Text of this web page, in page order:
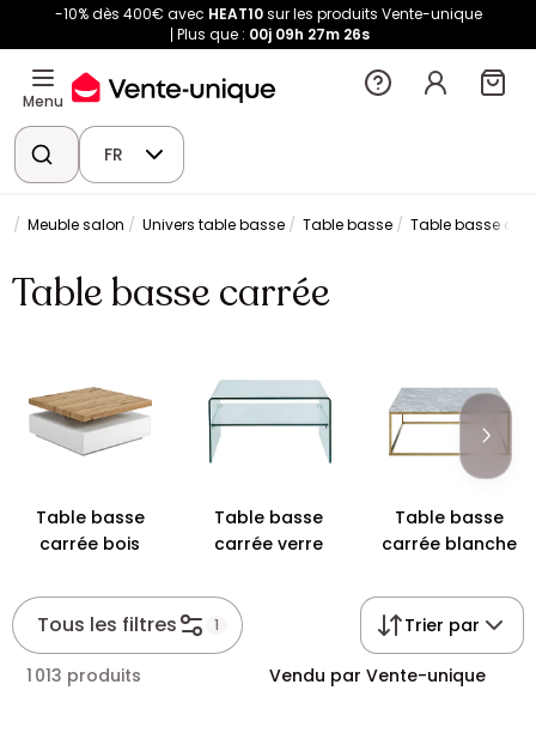
-10% dès 400€ avec HEAT10sur les produits Vente-unique
Plus que : 00j 09h 27m 26s
Menu
FR
Meuble salon Univers table basse Table basse Table basse
Table basse carrée
Table basse
carrée bois
Table basse
carrée verre
Table basse
carrée blanche
Tous les filtres 1 Trier par
1 013 produits Vendu par Vente-unique